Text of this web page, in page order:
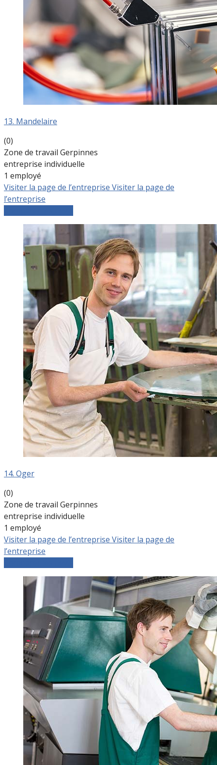
13. Mandelaire
(0)
Zone de travail Gerpinnes
entreprise individuelle
1 employé
Visiter la page de l’entreprise Visiter la page de
l’entreprise
14. Oger
(0)
Zone de travail Gerpinnes
entreprise individuelle
1 employé
Visiter la page de l’entreprise Visiter la page de
l’entreprise